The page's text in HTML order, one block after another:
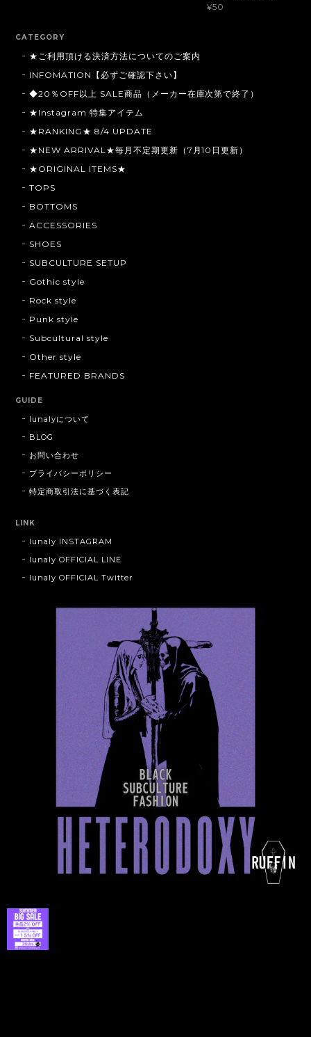
¥50
CATEGORY
★ご利用頂ける決済方法についてのご案内
INFOMATION【必ずご確認下さい】
◆20％OFF以上 SALE商品（メーカー在庫次第で終了）
★Instagram 特集アイテム
★RANKING★ 8/4 UPDATE
★NEW ARRIVAL★毎月不定期更新（7月10日更新）
★ORIGINAL ITEMS★
TOPS
BOTTOMS
ACCESSORIES
SHOES
SUBCULTURE SETUP
Gothic style
Rock style
Punk style
Subcultural style
Other style
FEATURED BRANDS
GUIDE
lunalyについて
BLOG
お問い合わせ
プライバシーポリシー
特定商取引法に基づく表記
LINK
lunaly INSTAGRAM
lunaly OFFICIAL LINE
lunaly OFFICIAL Twitter